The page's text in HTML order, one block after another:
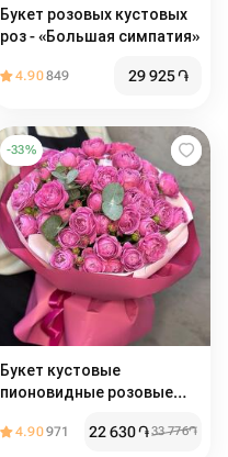
Букет розовых кустовых
роз - «Большая симпатия»
4.90849 29 925֏
-33%
Букет кустовые
пионовидные розовые
4.90971 22 630֏33 776֏